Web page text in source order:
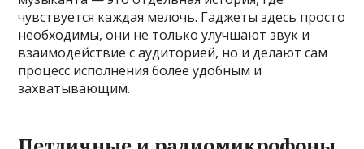
чувствуется каждая мелочь. Гаджеты здесь просто
необходимы, они не только улучшают звук и
взаимодействие с аудиторией, но и делают сам
процесс исполнения более удобным и
захватывающим.